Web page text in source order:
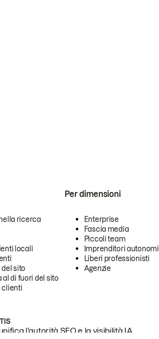
ricerca
locali
sito
di fuori del sito
clienti
Per dimensioni
Enterprise
Fascia media
Piccoli team
Imprenditori autonomi
Liberi professionisti
Agenzie
l'autorità SEO e la visibilità IA.